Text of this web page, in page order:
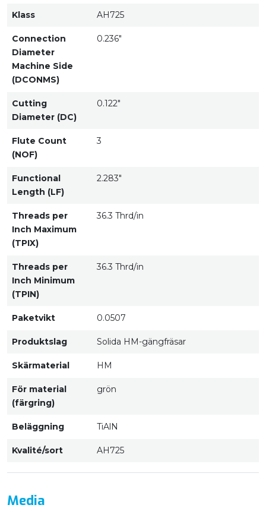
Klass AH725
Connection
Diameter
Machine Side
(DCONMS)
0.236"
Cutting
Diameter (DC)
0.122"
Flute Count
(NOF)
3
Functional
Length (LF)
2.283"
Threads per
Inch Maximum
(TPIX)
36.3 Thrd/in
Threads per
Inch Minimum
(TPIN)
36.3 Thrd/in
Paketvikt 0.0507
Produktslag Solida HM-gängfräsar
Skärmaterial HM
För material
(färgring)
grön
Beläggning TiAlN
Kvalité/sort AH725
Media